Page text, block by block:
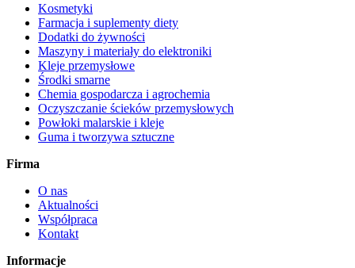
Kosmetyki
Farmacja i suplementy diety
Dodatki do żywności
Maszyny i materiały do elektroniki
Kleje przemysłowe
Środki smarne
Chemia gospodarcza i agrochemia
Oczyszczanie ścieków przemysłowych
Powłoki malarskie i kleje
Guma i tworzywa sztuczne
Firma
O nas
Aktualności
Współpraca
Kontakt
Informacje